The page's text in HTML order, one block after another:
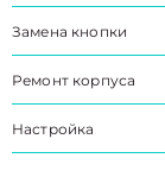
Замена кнопки
Ремонт корпуса
Настройка